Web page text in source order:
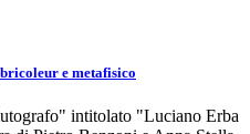
e metafisico
intitolato "Luciano Erba